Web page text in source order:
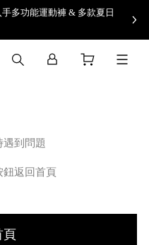
多功能運動褲 & 多款夏日
到問題
鈕返回首頁
頁